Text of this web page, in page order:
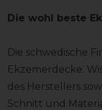
Die wohl beste
Die schwedische
Ekzemerdecke.
des Herstellers
Schnitt und